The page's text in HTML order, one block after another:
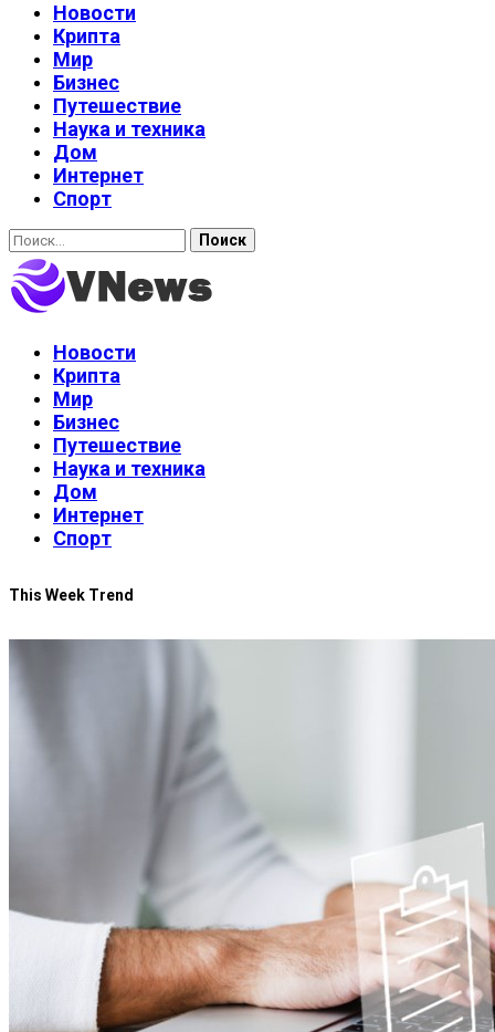
Новости
Крипта
Мир
Бизнес
Путешествие
Наука и техника
Дом
Интернет
Спорт
Найти:
Новости
Крипта
Мир
Бизнес
Путешествие
Наука и техника
Дом
Интернет
Спорт
This Week Trend